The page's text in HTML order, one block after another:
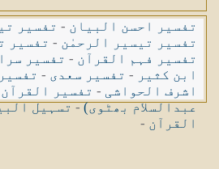
تفسیر احسن البیان - تفسیر
تفسیر تیسیر الرحمٰن - تفسیر
تفسیر فہم القرآن - تفسیر
ابن کثیر - تفسیر سعدی -
اشرف الحواشی - تفسیر
عبدالسلام بھٹوی)-تسہیل
القرآن -